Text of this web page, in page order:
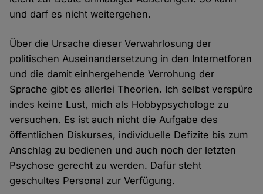
und darf es nicht weitergehen.
Über die Ursache dieser Verwahrlosung der
politischen Auseinandersetzung in den Internetforen
und die damit einhergehende Verrohung der
Sprache gibt es allerlei Theorien. Ich selbst verspüre
indes keine Lust, mich als Hobbypsychologe zu
versuchen. Es ist auch nicht die Aufgabe des
öffentlichen Diskurses, individuelle Defizite bis zum
Anschlag zu bedienen und auch noch der letzten
Psychose gerecht zu werden. Dafür steht
geschultes Personal zur Verfügung.